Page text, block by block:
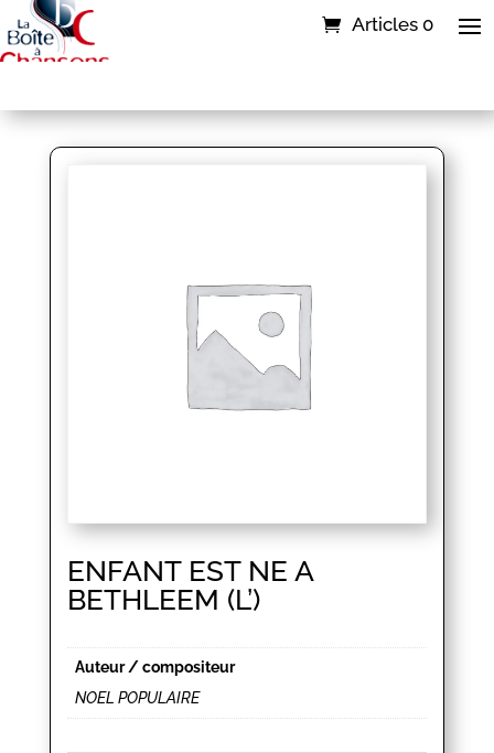
Articles 0
ENFANT EST NE A
BETHLEEM (L’)
Auteur / compositeur
NOEL POPULAIRE